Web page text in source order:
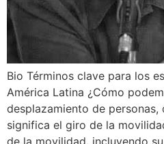
Bio Términos clave para los
América Latina ¿Cómo
desplazamiento de personas,
significa el giro de la
de la movilidad, incluyendo